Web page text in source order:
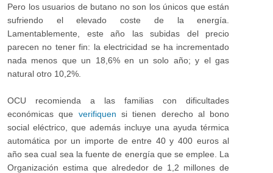
Pero los usuarios de butano no son los únicos que están
sufriendo el elevado coste de la energía.
Lamentablemente, este año las subidas del precio
parecen no tener fin: la electricidad se ha incrementado
nada menos que un 18,6% en un solo año; y el gas
natural otro 10,2%.
OCU recomienda a las familias con dificultades
económicas que verifiquen si tienen derecho al bono
social eléctrico, que además incluye una ayuda térmica
automática por un importe de entre 40 y 400 euros al
año sea cual sea la fuente de energía que se emplee. La
Organización estima que alrededor de 1,2 millones de